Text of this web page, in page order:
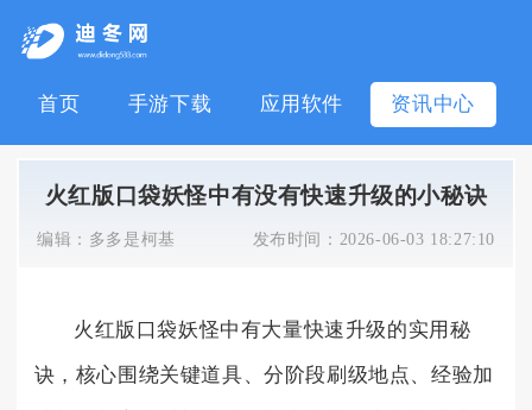
首页 手游下载 应用软件 资讯中心
火红版口袋妖怪中有没有快速升级的小秘诀
编辑： 多多是柯基 发布时间： 2026-06-03 18:27:10
火红版口袋妖怪中有大量快速升级的实用秘
诀，核心围绕关键道具、分阶段刷级地点、经验加